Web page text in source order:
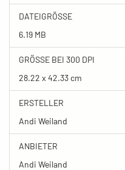
DATEIGRÖSSE
6.19 MB
GRÖSSE BEI 300 DPI
28.22 x 42.33 cm
ERSTELLER
Andi Weiland
ANBIETER
Andi Weiland